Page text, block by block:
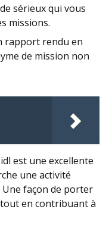
sérieux qui vous
missions.
rapport rendu en
de mission non
est une excellente
une activité
façon de porter
en contribuant à